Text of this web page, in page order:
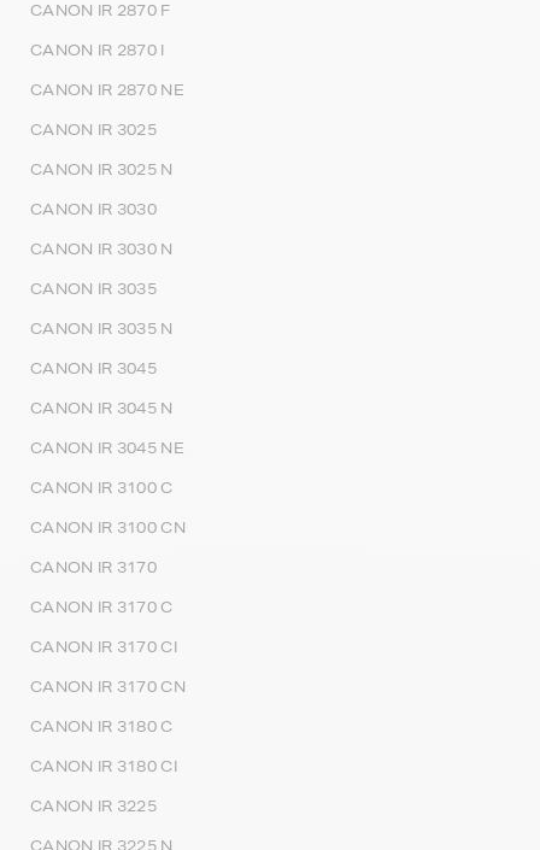
CANON IR 2870 F
CANON IR 2870 I
CANON IR 2870 NE
CANON IR 3025
CANON IR 3025 N
CANON IR 3030
CANON IR 3030 N
CANON IR 3035
CANON IR 3035 N
CANON IR 3045
CANON IR 3045 N
CANON IR 3045 NE
CANON IR 3100 C
CANON IR 3100 CN
CANON IR 3170
CANON IR 3170 C
CANON IR 3170 CI
CANON IR 3170 CN
CANON IR 3180 C
CANON IR 3180 CI
CANON IR 3225
CANON IR 3225 N